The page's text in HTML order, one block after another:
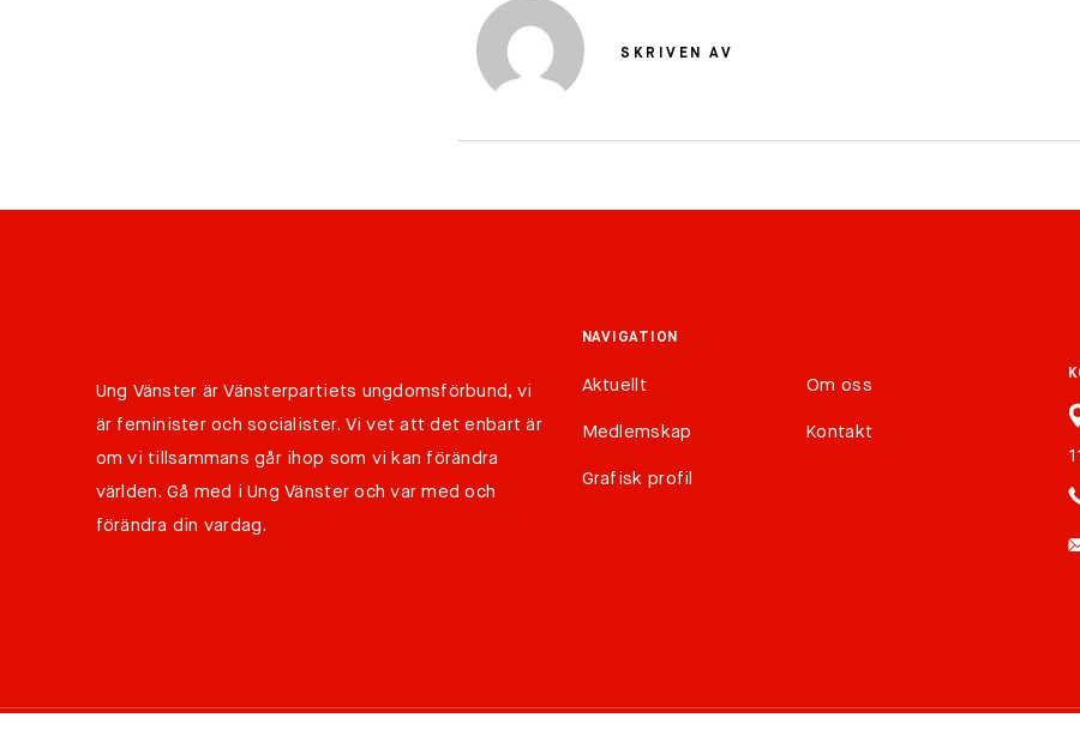
SKRIVEN AV
Ung Vänster är Vänsterpartiets ungdomsförbund, vi
är feminister och socialister. Vi vet att det enbart är
om vi tillsammans går ihop som vi kan förändra
världen. Gå med i Ung Vänster och var med och
förändra din vardag.
NAVIGATION
Aktuellt Om oss
Medlemskap Kontakt
Grafisk profil